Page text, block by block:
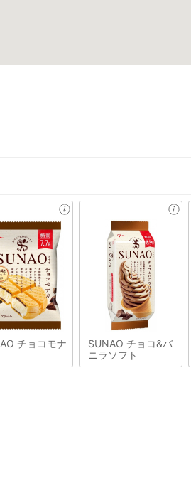
チョコモナ
SUNAO チョコ&バ
ニラソフト